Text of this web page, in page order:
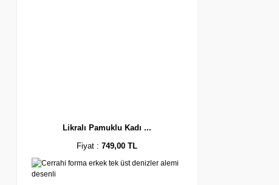
Likralı Pamuklu Kadı ...
Fiyat :749,00 TL